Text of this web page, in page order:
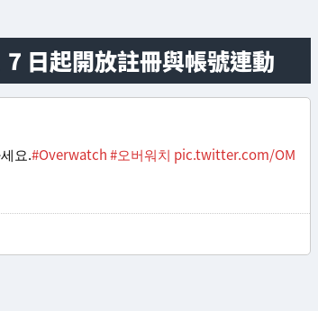
7 日起開放註冊與帳號連動
요.#Overwatch#오버워치 pic.twitter.com/OM